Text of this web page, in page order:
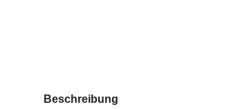
weitere Registerkarten anzeigen
Beschreibung